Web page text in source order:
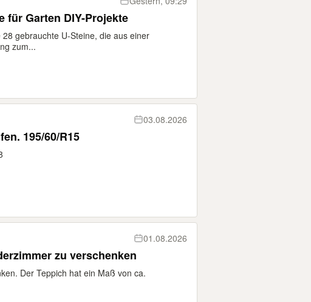
für Garten DIY-Projekte
gebrauchte U-Steine, die aus einer
zum...
03.08.2026
195/60/R15
01.08.2026
zu verschenken
Der Teppich hat ein Maß von ca.